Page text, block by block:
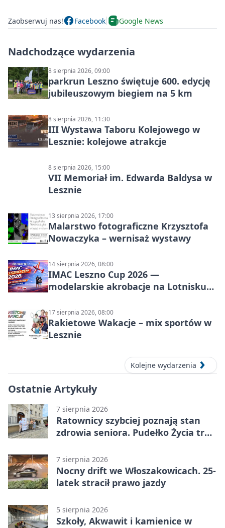
Zaobserwuj nas! Facebook Google News
Nadchodzące wydarzenia
8 sierpnia 2026, 09:00
parkrun Leszno świętuje 600. edycję
jubileuszowym biegiem na 5 km
8 sierpnia 2026, 11:30
III Wystawa Taboru Kolejowego w
Lesznie: kolejowe atrakcje
8 sierpnia 2026, 15:00
VII Memoriał im. Edwarda Baldysa w
Lesznie
13 sierpnia 2026, 17:00
Malarstwo fotograficzne Krzysztofa
Nowaczyka – wernisaż wystawy
14 sierpnia 2026, 08:00
IMAC Leszno Cup 2026 —
modelarskie akrobacje na Lotnisku
17 sierpnia 2026, 08:00
Rakietowe Wakacje – mix sportów w
Lesznie
Kolejne wydarzenia
Ostatnie Artykuły
7 sierpnia 2026
Ratownicy szybciej poznają stan
zdrowia seniora. Pudełko Życia trafi
7 sierpnia 2026
Nocny drift we Włoszakowicach. 25-
latek stracił prawo jazdy
5 sierpnia 2026
Szkoły, Akwawit i kamienice w